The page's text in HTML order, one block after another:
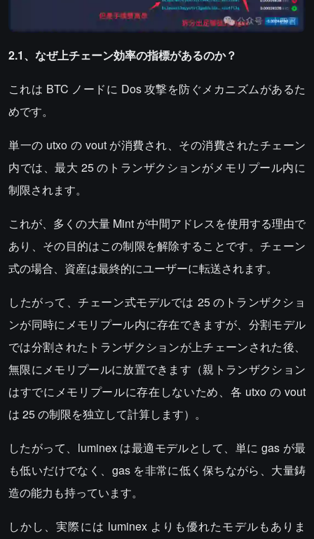
2.1、なぜ上チェーン効率の指標があるのか？
これは BTC ノードに Dos 攻撃を防ぐメカニズムがあるた
めです。
単一の utxo の vout が消費され、その消費されたチェーン
内では、最大 25 のトランザクションがメモリプール内に
制限されます。
これが、多くの大量 Mint が中間アドレスを使用する理由で
あり、その目的はこの制限を解除することです。チェーン
式の場合、資産は最終的にユーザーに転送されます。
したがって、チェーン式モデルでは 25 のトランザクショ
ンが同時にメモリプール内に存在できますが、分割モデル
では分割されたトランザクションが上チェーンされた後、
無限にメモリプールに放置できます（親トランザクション
はすでにメモリプールに存在しないため、各 utxo の vout
は 25 の制限を独立して計算します）。
したがって、luminex は最適モデルとして、単に gas が最
も低いだけでなく、gas を非常に低く保ちながら、大量鋳
造の能力も持っています。
しかし、実際には luminex よりも優れたモデルもありま